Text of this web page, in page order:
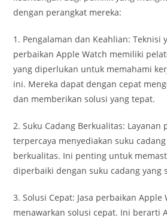
dengan perangkat mereka:
1. Pengalaman dan Keahlian: Teknisi
perbaikan Apple Watch memiliki
yang diperlukan untuk memahami
ini. Mereka dapat dengan cepat
dan memberikan solusi yang tepat.
2. Suku Cadang Berkualitas: Layanan
terpercaya menyediakan suku
berkualitas. Ini penting untuk
diperbaiki dengan suku cadang yang
3. Solusi Cepat: Jasa perbaikan Apple
menawarkan solusi cepat. Ini berarti